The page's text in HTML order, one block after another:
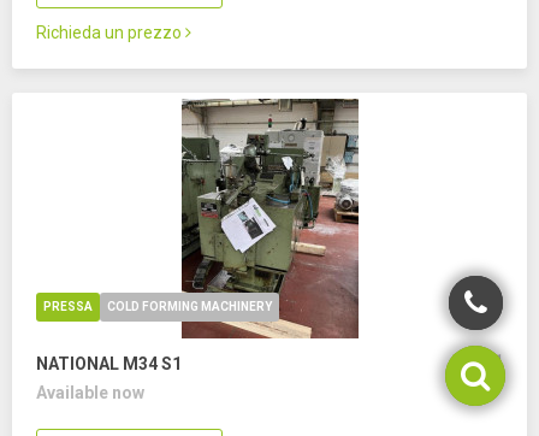
Richieda un prezzo
PRESSA COLD FORMING MACHINERY
NATIONAL M34 S1 14631
Available now